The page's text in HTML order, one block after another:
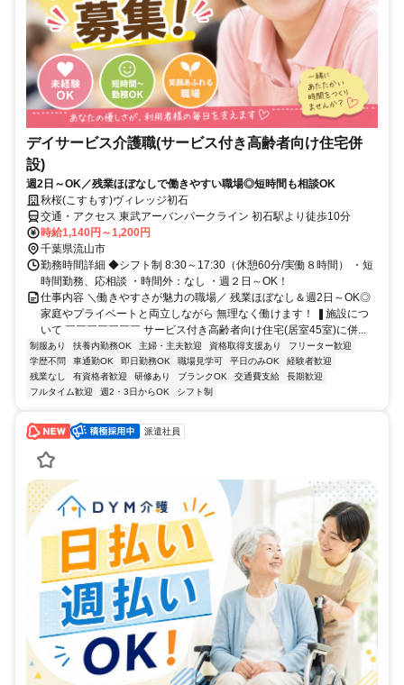
デイサービス介護職(サービス付き高齢者向け住宅併
設)
週2日～OK／残業ほぼなしで働きやすい職場◎短時間も相談OK
秋桜(こすもす)ヴィレッジ初石
交通・アクセス 東武アーバンパークライン 初石駅より徒歩10分
時給1,140円～1,200円
千葉県流山市
勤務時間詳細 ◆シフト制 8:30～17:30（休憩60分/実働８時間） ・短
時間勤務、応相談 ・時間外：なし ・週２日～OK！
仕事内容 ＼働きやすさが魅力の職場／ 残業ほぼなし＆週2日～OK◎
家庭やプライベートと両立しながら 無理なく働けます！ ❚施設につ
いて ￣￣￣￣￣￣￣ サービス付き高齢者向け住宅(居室45室)に併...
制服あり 扶養内勤務OK 主婦・主夫歓迎 資格取得支援あり
フリーター歓迎
学歴不問
車通勤OK 即日勤務OK 職場見学可 平日のみOK
経験者歓迎
残業なし
有資格者歓迎 研修あり ブランクOK 交通費支給
長期歓迎
フルタイム歓迎
週2・3日からOK シフト制
派遣社員